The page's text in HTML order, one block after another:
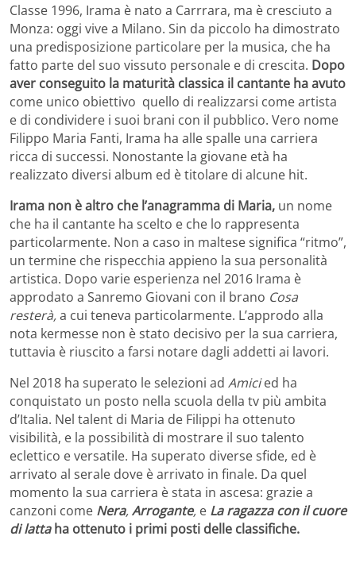
Classe 1996, Irama è nato a Carrrara, ma è cresciuto a
Monza: oggi vive a Milano. Sin da piccolo ha dimostrato
una predisposizione particolare per la musica, che ha
fatto parte del suo vissuto personale e di crescita. Dopo
aver conseguito la maturità classica il cantante ha avuto
come unico obiettivo quello di realizzarsi come artista
e di condividere i suoi brani con il pubblico. Vero nome
Filippo Maria Fanti, Irama ha alle spalle una carriera
ricca di successi. Nonostante la giovane età ha
realizzato diversi album ed è titolare di alcune hit.
Irama non è altro che l’anagramma di Maria, un nome
che ha il cantante ha scelto e che lo rappresenta
particolarmente. Non a caso in maltese significa “ritmo”,
un termine che rispecchia appieno la sua personalità
artistica. Dopo varie esperienza nel 2016 Irama è
approdato a Sanremo Giovani con il brano Cosa
resterà,a cui teneva particolarmente. L’approdo alla
nota kermesse non è stato decisivo per la sua carriera,
tuttavia è riuscito a farsi notare dagli addetti ai lavori.
Nel 2018 ha superato le selezioni ad Amicied ha
conquistato un posto nella scuola della tv più ambita
d’Italia. Nel talent di Maria de Filippi ha ottenuto
visibilità, e la possibilità di mostrare il suo talento
eclettico e versatile. Ha superato diverse sfide, ed è
arrivato al serale dove è arrivato in finale. Da quel
momento la sua carriera è stata in ascesa: grazie a
canzoni come Nera,Arrogante, e La ragazza con il cuore
di lattaha ottenuto i primi posti delle classifiche.